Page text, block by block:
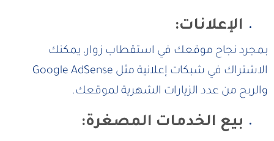
الإعلانات:
بمجرد نجاح موقعك في استقطاب زوار، يمكنك
الاشتراك في شبكات إعلانية مثل Google AdSense
والربح من عدد الزيارات الشهرية لموقعك.
بيع الخدمات المصغرة: